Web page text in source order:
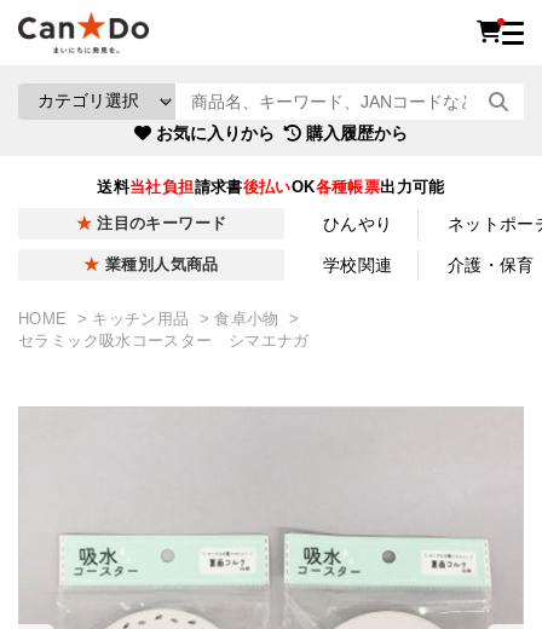
お気に入りから 購入履歴から
送料当社負担請求書後払いOK各種帳票出力可能
注目のキーワード ひんやり ネットポー
業種別人気商品 学校関連 介護・保育
HOME キッチン用品
食卓小物
セラミック吸水コースター シマエナガ